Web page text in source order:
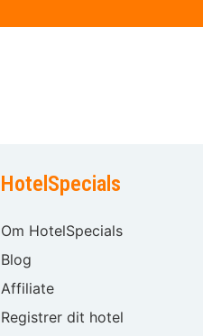
HotelSpecials
Om HotelSpecials
Blog
Affiliate
Registrer dit hotel